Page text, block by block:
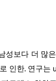
보다 더 많
인한. 연구